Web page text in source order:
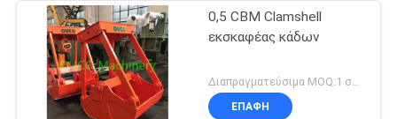
0,5 CBM Clamshell
εκσκαφέας κάδων
ΕΠΑΦΉ